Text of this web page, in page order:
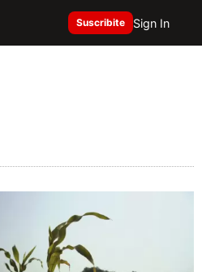
Suscribite Sign In